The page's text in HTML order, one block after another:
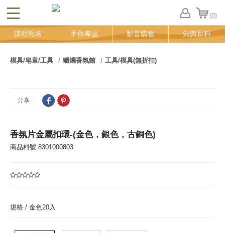
CLOSE (0)
FB
登
課程報名 手作專區 影音購物 知識百科
模具/皂章/工具 蠟燭香氛館 工具/模具(無折扣)
分享 :
香氛片金屬扣環-(金色，銀色，古銅色)
商品料號:8301000803
規格 / 金色20入